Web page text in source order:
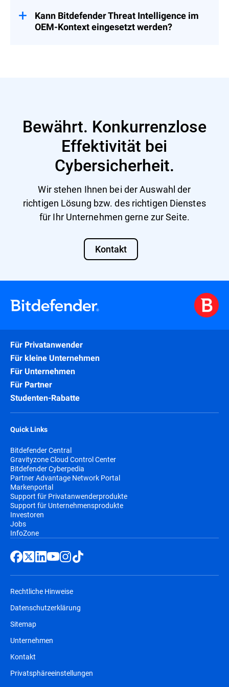
um Genauigkeit und Relevanz zu erhöhen.
Vereinfachung der Integration stellt
Bitdefender außerdem
Transformationsskripte bereit, mit denen
Kann Bitdefender Threat Intelligence im
OEM-Kontext eingesetzt werden?
Bewährt. Konkurrenzlose
Effektivität bei
Cybersicherheit.
Wir stehen Ihnen bei der Auswahl der
richtigen Lösung bzw. des richtigen Dienstes
für Ihr Unternehmen gerne zur Seite.
Kontakt
Für Privatanwender
Für kleine Unternehmen
Für Unternehmen
Für Partner
Studenten-Rabatte
Quick Links
Bitdefender Central
Gravityzone Cloud Control Center
Bitdefender Cyberpedia
Partner Advantage Network Portal
Markenportal
Support für Privatanwenderprodukte
Support für Unternehmensprodukte
Investoren
Jobs
InfoZone
Rechtliche Hinweise
Datenschutzerklärung
Sitemap
Unternehmen
Kontakt
Privatsphäreeinstellungen